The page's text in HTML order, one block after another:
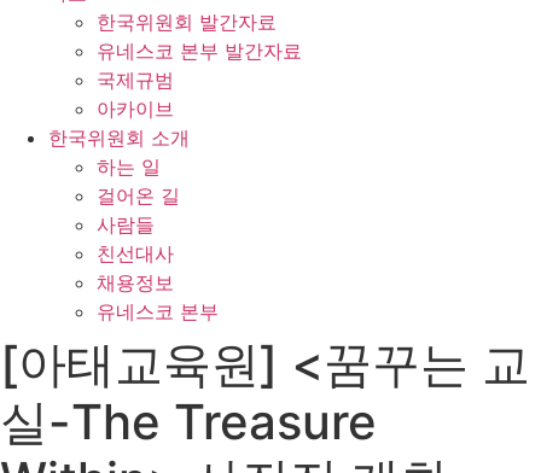
한국위원회 발간자료
유네스코 본부 발간자료
국제규범
아카이브
한국위원회 소개
하는 일
걸어온 길
사람들
친선대사
채용정보
유네스코 본부
[아태교육원] <꿈꾸는 교
실-The Treasure